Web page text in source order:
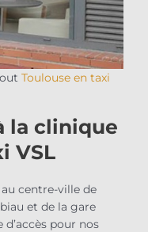
Toulouse en taxi
la clinique
VSL
centre-ville de
et de la gare
pour nos